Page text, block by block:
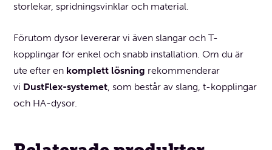
storlekar, spridningsvinklar och material.
Förutom dysor levererar vi även slangar och T-
kopplingar för enkel och snabb installation. Om du är
ute efter en komplett lösning rekommenderar
vi DustFlex-systemet, som består av slang, t-kopplingar
och HA-dysor.